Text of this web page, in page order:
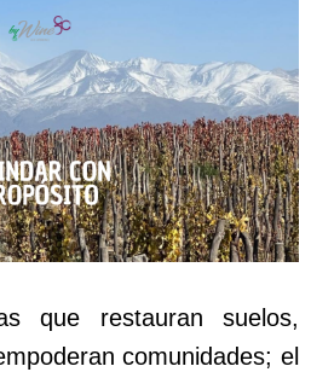
que restauran suelos,
comunidades; el